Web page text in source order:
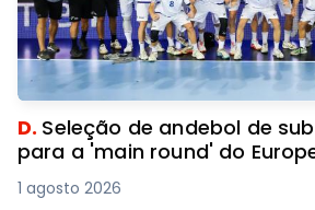
D. Seleção de andebol de
para a 'main round' do
1 agosto 2026